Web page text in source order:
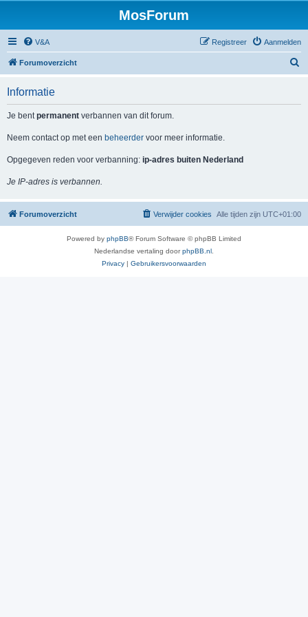
MosForum
V&A Aanmelden
Registreer
Forumoverzicht
Informatie
Je bentpermanent verbannen van dit forum.
Neem contact op met een beheerder voor meer informatie.
Opgegeven reden voor verbanning: ip-adres buiten Nederland
Je IP-adres is verbannen.
Forumoverzicht Alle tijden zijn UTC+01:00
Verwijder cookies
Powered by phpBB® Forum Software © phpBB Limited
Nederlandse vertaling doorphpBB.nl
Privacy | Gebruikersvoorwaarden